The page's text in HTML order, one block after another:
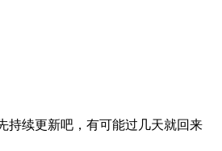
持续更新吧，有可能过几天就回来